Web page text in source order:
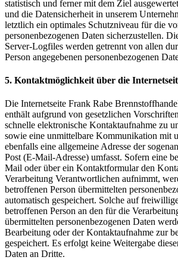
statistisch und ferner mit dem Ziel
und die Datensicherheit in unserem
letztlich ein optimales Schutzniveau für die
personenbezogenen Daten sicherzustellen.
Server-Logfiles werden getrennt von allen
Person angegebenen personenbezogenen
5. Kontaktmöglichkeit über die
Die Internetseite Frank Rabe
enthält aufgrund von gesetzlichen
schnelle elektronische Kontaktaufnahme zu
sowie eine unmittelbare Kommunikation mit
ebenfalls eine allgemeine Adresse der
Post (E-Mail-Adresse) umfasst. Sofern eine
Mail oder über ein Kontaktformular den
Verarbeitung Verantwortlichen aufnimmt,
betroffenen Person übermittelten
automatisch gespeichert. Solche auf
betroffenen Person an den für die
übermittelten personenbezogenen Daten
Bearbeitung oder der Kontaktaufnahme zur
gespeichert. Es erfolgt keine Weitergabe
Daten an Dritte.